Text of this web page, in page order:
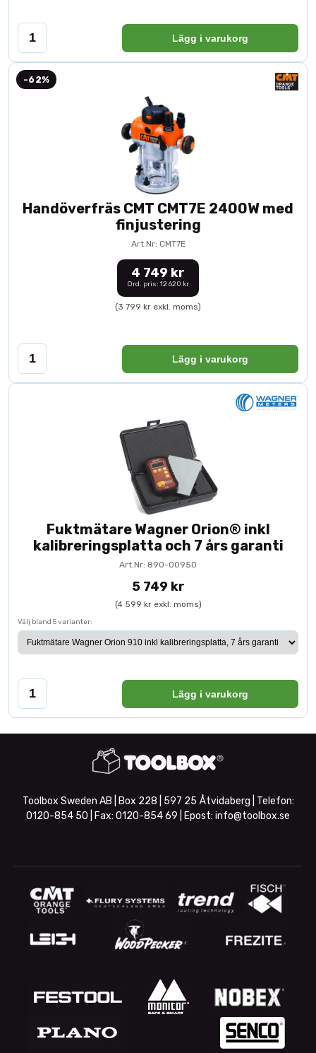
Lägg i varukorg
-62%
Handöverfräs CMT CMT7E 2400W med
finjustering
Art.Nr: CMT7E
4 749 kr
Ord. pris: 12 620 kr
(3 799 kr exkl. moms)
Lägg i varukorg
Fuktmätare Wagner Orion® inkl
kalibreringsplatta och 7 års garanti
Art.Nr: 890-00950
5 749 kr
(4 599 kr exkl. moms)
Välj bland 5 varianter:
Lägg i varukorg
Toolbox Sweden AB | Box 228 | 597 25 Åtvidaberg | Telefon:
0120-854 50 | Fax: 0120-854 69 | Epost: info@toolbox.se